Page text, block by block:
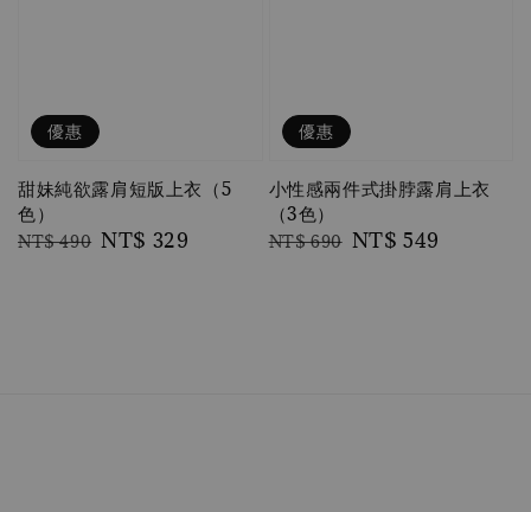
優惠
甜妹純欲露肩短版上衣（5
色）
Regular
NT$ 490 Sale
NT$ 329
優惠
小性感兩件式掛脖露肩上衣
（3色）
Regular
NT$ 690 Sale
NT$ 549